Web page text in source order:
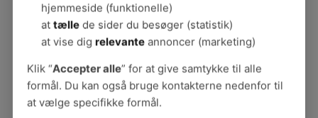
Det motiverer at vide
Charlotte Bjørk er medarbejder i Realkredit
ville ikke undvære trivselsmålingen. Hendes
motivation kommer fra at vide, at hendes svar
bliver brugt som fundament i et opfølgende
hjemmeside (funktionelle)
at tællede sider du besøger (statistik)
at vise dig relevanteannoncer (marketing)
Klik “Accepter alle” for at give samtykke til alle
formål. Du kan også bruge kontakterne nedenfor til
at vælge specifikke formål.